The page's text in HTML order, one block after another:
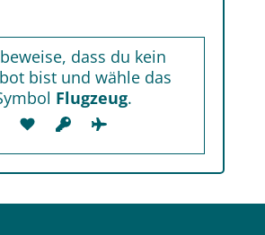
dass du kein
bist und wähle das
Flugzeug.